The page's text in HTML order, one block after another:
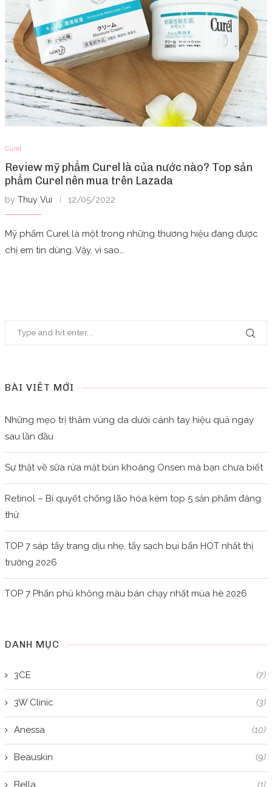
Curel
Review mỹ phẩm Curel là của nước nào? Top sản
phẩm Curel nên mua trên Lazada
by Thuy Vui 12/05/2022
Mỹ phẩm Curel là một trong những thương hiệu đang được
chị em tin dùng. Vậy, vì sao…
BÀI VIẾT MỚI
Những mẹo trị thâm vùng da dưới cánh tay hiệu quả ngay
sau lần đầu
Sự thật về sữa rửa mặt bùn khoáng Onsen mà bạn chưa biết
Retinol – Bí quyết chống lão hóa kèm top 5 sản phẩm đáng
thử
TOP 7 sáp tẩy trang dịu nhẹ, tẩy sạch bụi bẩn HOT nhất thị
trường 2026
TOP 7 Phấn phủ không màu bán chạy nhất mùa hè 2026
DANH MỤC
3CE (7)
3W Clinic (3)
Anessa (10)
Beauskin (9)
Bella (1)